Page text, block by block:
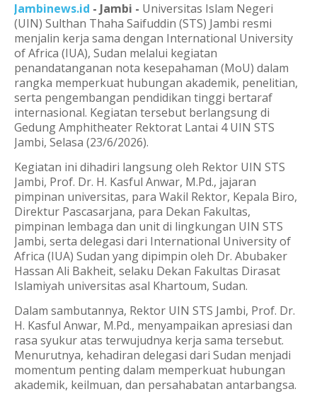
Jambinews.id - Jambi - Universitas Islam Negeri
(UIN) Sulthan Thaha Saifuddin (STS) Jambi resmi
menjalin kerja sama dengan International University
of Africa (IUA), Sudan melalui kegiatan
penandatanganan nota kesepahaman (MoU) dalam
rangka memperkuat hubungan akademik, penelitian,
serta pengembangan pendidikan tinggi bertaraf
internasional. Kegiatan tersebut berlangsung di
Gedung Amphitheater Rektorat Lantai 4 UIN STS
Jambi, Selasa (23/6/2026).
Kegiatan ini dihadiri langsung oleh Rektor UIN STS
Jambi, Prof. Dr. H. Kasful Anwar, M.Pd., jajaran
pimpinan universitas, para Wakil Rektor, Kepala Biro,
Direktur Pascasarjana, para Dekan Fakultas,
pimpinan lembaga dan unit di lingkungan UIN STS
Jambi, serta delegasi dari International University of
Africa (IUA) Sudan yang dipimpin oleh Dr. Abubaker
Hassan Ali Bakheit, selaku Dekan Fakultas Dirasat
Islamiyah universitas asal Khartoum, Sudan.
Dalam sambutannya, Rektor UIN STS Jambi, Prof. Dr.
H. Kasful Anwar, M.Pd., menyampaikan apresiasi dan
rasa syukur atas terwujudnya kerja sama tersebut.
Menurutnya, kehadiran delegasi dari Sudan menjadi
momentum penting dalam memperkuat hubungan
akademik, keilmuan, dan persahabatan antarbangsa.